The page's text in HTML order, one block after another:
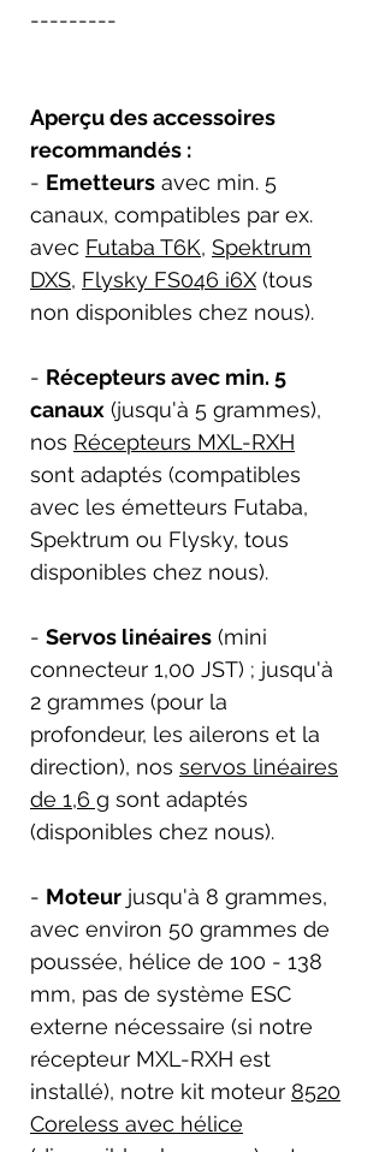
---------
Aperçu des accessoires
recommandés :
- Emetteurs avec min. 5
canaux, compatibles par ex.
avec Futaba T6K, Spektrum
DXS, Flysky FS046 i6X (tous
non disponibles chez nous).
- Récepteurs avec min. 5
canaux (jusqu'à 5 grammes),
nos Récepteurs MXL-RXH
sont adaptés (compatibles
avec les émetteurs Futaba,
Spektrum ou Flysky, tous
disponibles chez nous).
- Servos linéaires (mini
connecteur 1,00 JST) ; jusqu'à
2 grammes (pour la
profondeur, les ailerons et la
direction), nos servos linéaires
de 1,6 g sont adaptés
(disponibles chez nous).
- Moteur jusqu'à 8 grammes,
avec environ 50 grammes de
poussée, hélice de 100 - 138
mm, pas de système ESC
externe nécessaire (si notre
récepteur MXL-RXH est
installé), notre kit moteur 8520
Coreless avec hélice